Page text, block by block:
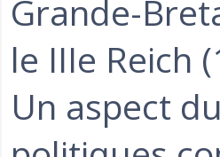
Grande-
le IIIe Reich
Un aspect